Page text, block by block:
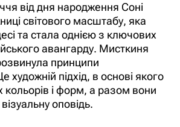
від дня народження Соні
світового масштабу, яка
та стала однією з ключових
авангарду. Мисткиня
принципи
художній підхід, в основі якого
кольорів і форм, а разом вони
оповідь.